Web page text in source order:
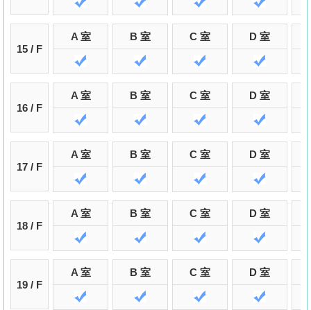
15 / F
A 室 B 室 C 室 D 室
16 / F
A 室 B 室 C 室 D 室
17 / F
A 室 B 室 C 室 D 室
18 / F
A 室 B 室 C 室 D 室
19 / F
A 室 B 室 C 室 D 室